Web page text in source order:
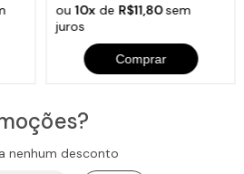
ou10x de R$11,80sem
juros
Comprar
nenhum desconto